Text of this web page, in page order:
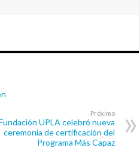
Próximo
UPLA celebró nueva
ceremonia de certificación del
Programa Más Capaz